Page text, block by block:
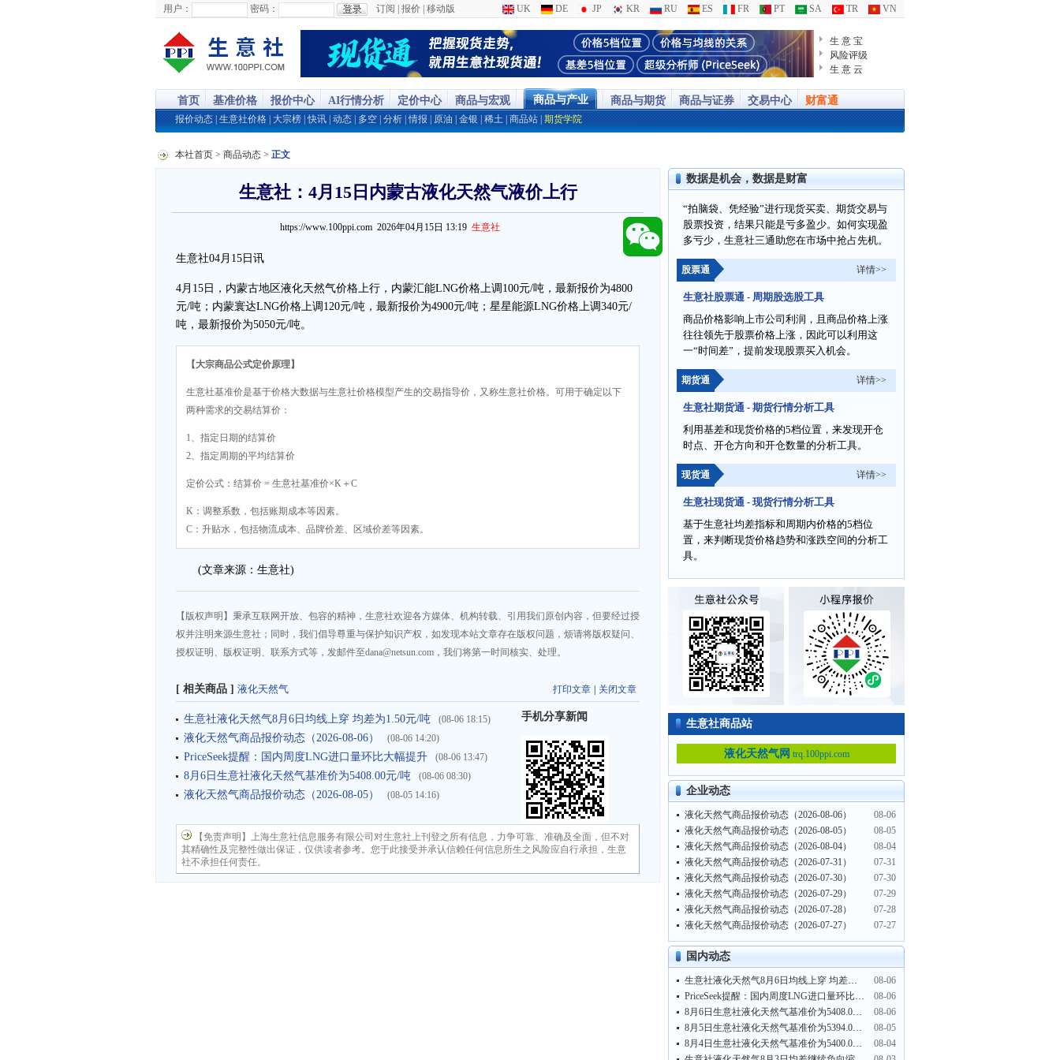
用户： 密码： 订阅 报价 移动版 UK DE JP KR RU ES FR PT SA TR VN
生 意 宝
风险评级
生 意 云
首页 基准价格 报价中心 AI行情分析 定价中心 商品与宏观 商品与产业 商品与期货 商品与证券 交易中心 财富通
报价动态 生意社价格 大宗榜 |快讯 动态 多空 分析 |情报 原油 金银 稀土 商品站 期货学院
本社首页 > 商品动态 > 正文
生意社：4月15日内蒙古液化天然气液价上行
https://www.100ppi.com 2026年04月15日 13:19 生意社
生意社04月15日讯
4月15日，内蒙古地区液化天然气价格上行，内蒙汇能LNG价格上调100元/吨，最新报价为4800
元/吨；内蒙寰达LNG价格上调120元/吨，最新报价为4900元/吨；星星能源LNG价格上调340元/
吨，最新报价为5050元/吨。
【大宗商品公式定价原理】
生意社基准价是基于价格大数据与生意社价格模型产生的交易指导价，又称生意社价格。可用于确定以下
两种需求的交易结算价：
1、指定日期的结算价
2、指定周期的平均结算价
定价公式：结算价 = 生意社基准价×K＋C
K：调整系数，包括账期成本等因素。
C：升贴水，包括物流成本、品牌价差、区域价差等因素。
(文章来源：生意社)
【版权声明】秉承互联网开放、包容的精神，生意社欢迎各方媒体、机构转载、引用我们原创内容，但要经过授
权并注明来源生意社；同时，我们倡导尊重与保护知识产权，如发现本站文章存在版权问题，烦请将版权疑问、
授权证明、版权证明、联系方式等，发邮件至dana@netsun.com，我们将第一时间核实、处理。
打印文章 关闭文章
[ 相关商品 ] 液化天然气
生意社液化天然气8月6日均线上穿 均差为1.50元/吨 (08-06 18:15)
液化天然气商品报价动态（2026-08-06） (08-06 14:20)
PriceSeek提醒：国内周度LNG进口量环比大幅提升 (08-06 13:47)
8月6日生意社液化天然气基准价为5408.00元/吨 (08-06 08:30)
液化天然气商品报价动态（2026-08-05） (08-05 14:16)
手机分享新闻
【免责声明】上海生意社信息服务有限公司对生意社上刊登之所有信息，力争可靠、准确及全面，但不对
其精确性及完整性做出保证，仅供读者参考。您于此接受并承认信赖任何信息所生之风险应自行承担，生意
社不承担任何责任。
数据是机会，数据是财富
“拍脑袋、凭经验”进行现货买卖、期货交易与
股票投资，结果只能是亏多盈少。如何实现盈
多亏少，生意社三通助您在市场中抢占先机。
股票通 详情>>
生意社股票通 - 周期股选股工具
商品价格影响上市公司利润，且商品价格上涨
往往领先于股票价格上涨，因此可以利用这
一“时间差”，提前发现股票买入机会。
期货通 详情>>
生意社期货通 - 期货行情分析工具
利用基差和现货价格的5档位置，来发现开仓
时点、开仓方向和开仓数量的分析工具。
现货通 详情>>
生意社现货通 - 现货行情分析工具
基于生意社均差指标和周期内价格的5档位
置，来判断现货价格趋势和涨跌空间的分析工
具。
生意社商品站
液化天然气网 trq.100ppi.com
企业动态
液化天然气商品报价动态（2026-08-06）
08-06
液化天然气商品报价动态（2026-08-05）
08-05
液化天然气商品报价动态（2026-08-04）
08-04
液化天然气商品报价动态（2026-07-31）
07-31
液化天然气商品报价动态（2026-07-30）
07-30
液化天然气商品报价动态（2026-07-29）
07-29
液化天然气商品报价动态（2026-07-28）
07-28
液化天然气商品报价动态（2026-07-27）
07-27
国内动态
生意社液化天然气8月6日均线上穿 均差为1.50元/吨
08-06
PriceSeek提醒：国内周度LNG进口量环比大幅提升
08-06
8月6日生意社液化天然气基准价为5408.00元/吨
08-06
8月5日生意社液化天然气基准价为5394.00元/吨
08-05
8月4日生意社液化天然气基准价为5400.00元/吨
08-04